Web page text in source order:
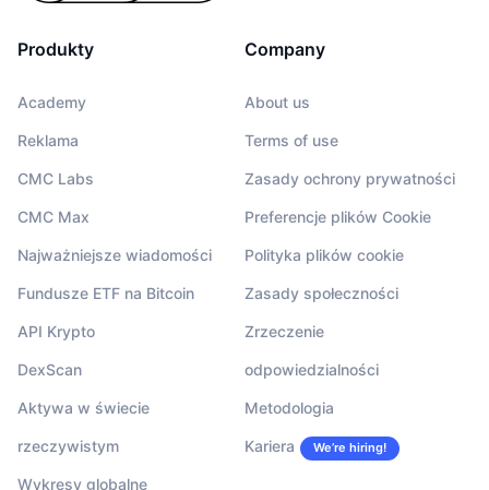
Produkty
Academy
Reklama
CMC Labs
CMC Max
Najważniejsze wiadomości
Fundusze ETF na Bitcoin
API Krypto
DexScan
Aktywa w świecie
rzeczywistym
Wykresy globalne
Company
About us
Terms of use
Zasady ochrony prywatności
Preferencje plików Cookie
Polityka plików cookie
Zasady społeczności
Zrzeczenie
odpowiedzialności
Metodologia
Kariera We’re hiring!